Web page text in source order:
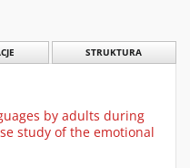
STRUKTURA
by adults during
study of the emotional